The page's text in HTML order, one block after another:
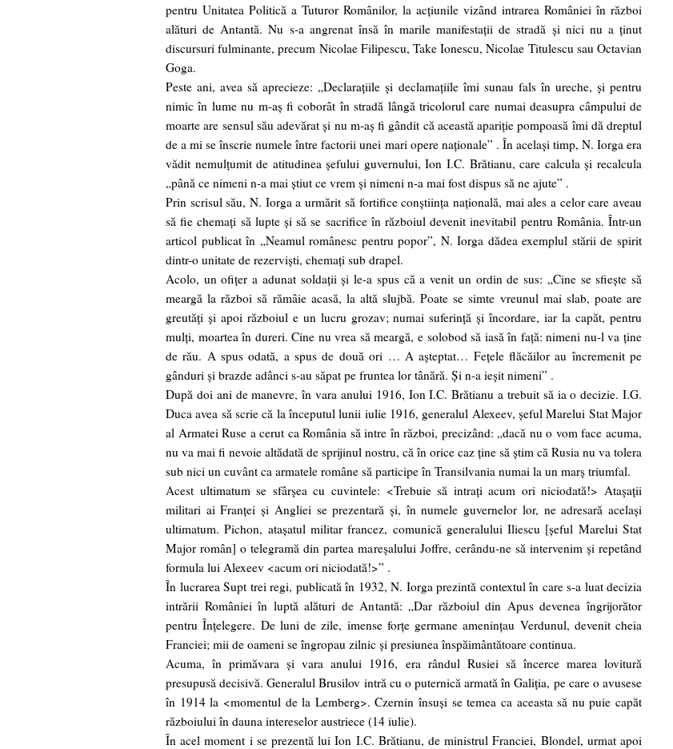
pentru Unitatea Politică a Tuturor Românilor, la acţiunile vizând intrarea României în război
alături de Antantă. Nu s-a angrenat însă în marile manifestaţii de stradă şi nici nu a ţinut
discursuri fulminante, precum Nicolae Filipescu, Take Ionescu, Nicolae Titulescu sau Octavian
Goga.
Peste ani, avea să aprecieze: „Declaraţiile şi declamaţiile îmi sunau fals în ureche, şi pentru
nimic în lume nu m-aş fi coborât în stradă lângă tricolorul care numai deasupra câmpului de
moarte are sensul său adevărat şi nu m-aş fi gândit că această apariţie pompoasă îmi dă dreptul
de a mi se înscrie numele între factorii unei mari opere naţionale” . În acelaşi timp, N. Iorga era
vădit nemulţumit de atitudinea şefului guvernului, Ion I.C. Brătianu, care calcula şi recalcula
„până ce nimeni n-a mai ştiut ce vrem şi nimeni n-a mai fost dispus să ne ajute” .
Prin scrisul său, N. Iorga a urmărit să fortifice conştiinţa naţională, mai ales a celor care aveau
să fie chemaţi să lupte şi să se sacrifice în războiul devenit inevitabil pentru România. Într-un
articol publicat în „Neamul românesc pentru popor”, N. Iorga dădea exemplul stării de spirit
dintr-o unitate de rezervişti, chemaţi sub drapel.
Acolo, un ofiţer a adunat soldaţii şi le-a spus că a venit un ordin de sus: „Cine se sfieşte să
meargă la război să rămâie acasă, la altă slujbă. Poate se simte vreunul mai slab, poate are
greutăţi şi apoi războiul e un lucru grozav; numai suferinţă şi încordare, iar la capăt, pentru
mulţi, moartea în dureri. Cine nu vrea să meargă, e solobod să iasă în faţă: nimeni nu-l va ţine
de rău. A spus odată, a spus de două ori … A aşteptat… Feţele flăcăilor au încremenit pe
gânduri şi brazde adânci s-au săpat pe fruntea lor tânără. Şi n-a ieşit nimeni” .
După doi ani de manevre, în vara anului 1916, Ion I.C. Brătianu a trebuit să ia o decizie. I.G.
Duca avea să scrie că la începutul lunii iulie 1916, generalul Alexeev, şeful Marelui Stat Major
al Armatei Ruse a cerut ca România să intre în război, precizând: „dacă nu o vom face acuma,
nu va mai fi nevoie altădată de sprijinul nostru, că în orice caz ţine să ştim că Rusia nu va tolera
sub nici un cuvânt ca armatele române să participe în Transilvania numai la un marş triumfal.
Acest ultimatum se sfârşea cu cuvintele: <Trebuie să intraţi acum ori niciodată!> Ataşaţii
militari ai Franţei şi Angliei se prezentară şi, în numele guvernelor lor, ne adresară acelaşi
ultimatum. Pichon, ataşatul militar francez, comunică generalului Iliescu [şeful Marelui Stat
Major român] o telegramă din partea mareşalului Joffre, cerându-ne să intervenim şi repetând
formula lui Alexeev <acum ori niciodată!>” .
În lucrarea Supt trei regi, publicată în 1932, N. Iorga prezintă contextul în care s-a luat decizia
intrării României în luptă alături de Antantă: „Dar războiul din Apus devenea îngrijorător
pentru Înţelegere. De luni de zile, imense forţe germane ameninţau Verdunul, devenit cheia
Franciei; mii de oameni se îngropau zilnic şi presiunea înspăimântătoare continua.
Acuma, în primăvara şi vara anului 1916, era rândul Rusiei să încerce marea lovitură
presupusă decisivă. Generalul Brusilov intră cu o puternică armată în Galiţia, pe care o avusese
în 1914 la <momentul de la Lemberg>. Czernin însuşi se temea ca aceasta să nu puie capăt
războiului în dauna intereselor austriece (14 iulie).
În acel moment i se prezentă lui Ion I.C. Brătianu, de ministrul Franciei, Blondel, urmat apoi